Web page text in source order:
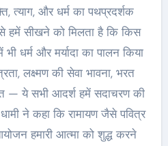
त्याग, और धर्म का पथप्रदर्शक
हमें सीखने को मिलता है कि किस
भी धर्म और मर्यादा का पालन किया
लक्ष्मण की सेवा भावना, भरत
— ये सभी आदर्श हमें सदाचरण की
ने कहा कि रामायण जैसे पवित्र
हमारी आत्मा को शुद्ध करने